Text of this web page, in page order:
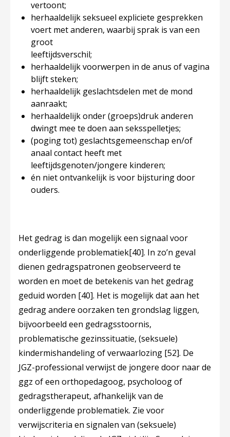
vertoont;
herhaaldelijk seksueel expliciete gesprekken
voert met anderen, waarbij sprak is van een
groot
leeftijdsverschil;
herhaaldelijk voorwerpen in de anus of vagina
blijft steken;
herhaaldelijk geslachtsdelen met de mond
aanraakt;
herhaaldelijk onder (groeps)druk anderen
dwingt mee te doen aan seksspelletjes;
(poging tot) geslachtsgemeenschap en/of
anaal contact heeft met
leeftijdsgenoten/jongere kinderen;
én niet ontvankelijk is voor bijsturing door
ouders.
Het gedrag is dan mogelijk een signaal voor
onderliggende problematiek[40]. In zo’n geval
dienen gedragspatronen geobserveerd te
worden en moet de betekenis van het gedrag
geduid worden [40]. Het is mogelijk dat aan het
gedrag andere oorzaken ten grondslag liggen,
bijvoorbeeld een gedragsstoornis,
problematische gezinssituatie, (seksuele)
kindermishandeling of verwaarlozing [52]. De
JGZ-professional verwijst de jongere door naar de
ggz of een orthopedagoog, psycholoog of
gedragstherapeut, afhankelijk van de
onderliggende problematiek. Zie voor
verwijscriteria en signalen van (seksuele)